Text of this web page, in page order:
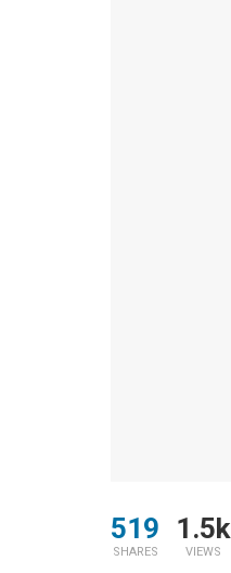
519
SHARES
1.5k
VIEWS